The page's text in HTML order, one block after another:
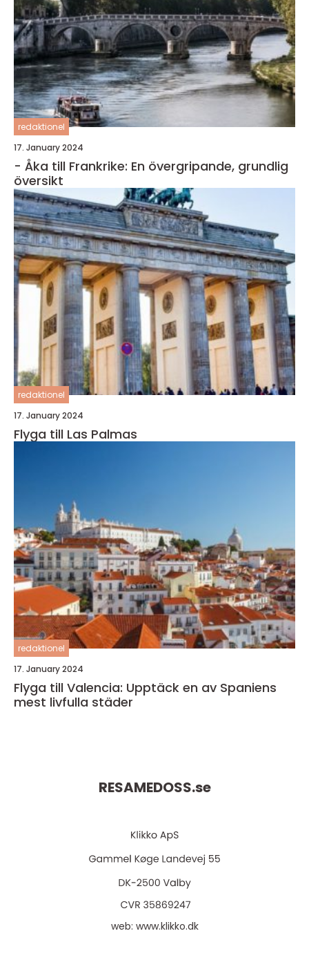
redaktionel
17. January 2024
- Åka till Frankrike: En övergripande, grundlig
översikt
redaktionel
17. January 2024
Flyga till Las Palmas
redaktionel
17. January 2024
Flyga till Valencia: Upptäck en av Spaniens
mest livfulla städer
RESAMEDOSS.se
web: www.klikko.dk